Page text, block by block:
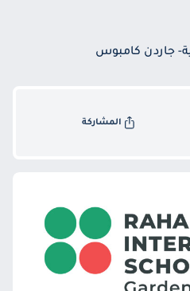
جاردن كامبوس
المشاركة